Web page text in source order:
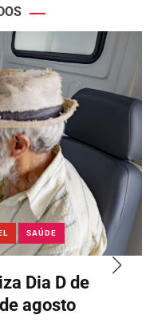
SAÚDE
Dia D de
agosto